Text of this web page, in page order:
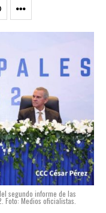
segundo informe de las
Foto: Medios oficialistas.